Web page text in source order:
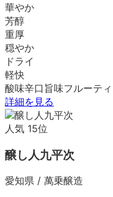
華やか
芳醇
重厚
穏やか
ドライ
軽快
酸味辛口 旨味フルーティ
詳細を見る
人気 15位
醸し人九平次
愛知県 / 萬乗醸造